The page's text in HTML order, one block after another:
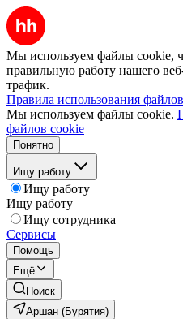
Мы используем файлы cookie,
правильную работу нашего
трафик.
Правила использования
Мы используем файлы cookie.
файлов cookie
Понятно
Ищу работу
Ищу работу
Ищу работу
Ищу сотрудника
Сервисы
Помощь
Ещё
Поиск
Аршан (Бурятия)